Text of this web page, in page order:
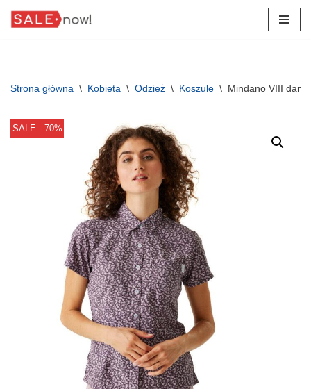
Strona główna \ Kobieta \ Odzież \ Koszule \ Mindano VIII
SALE - 70%